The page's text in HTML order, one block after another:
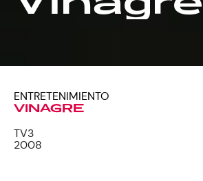
ENTRETENIMIENTO
VINAGRE
TV3
2008